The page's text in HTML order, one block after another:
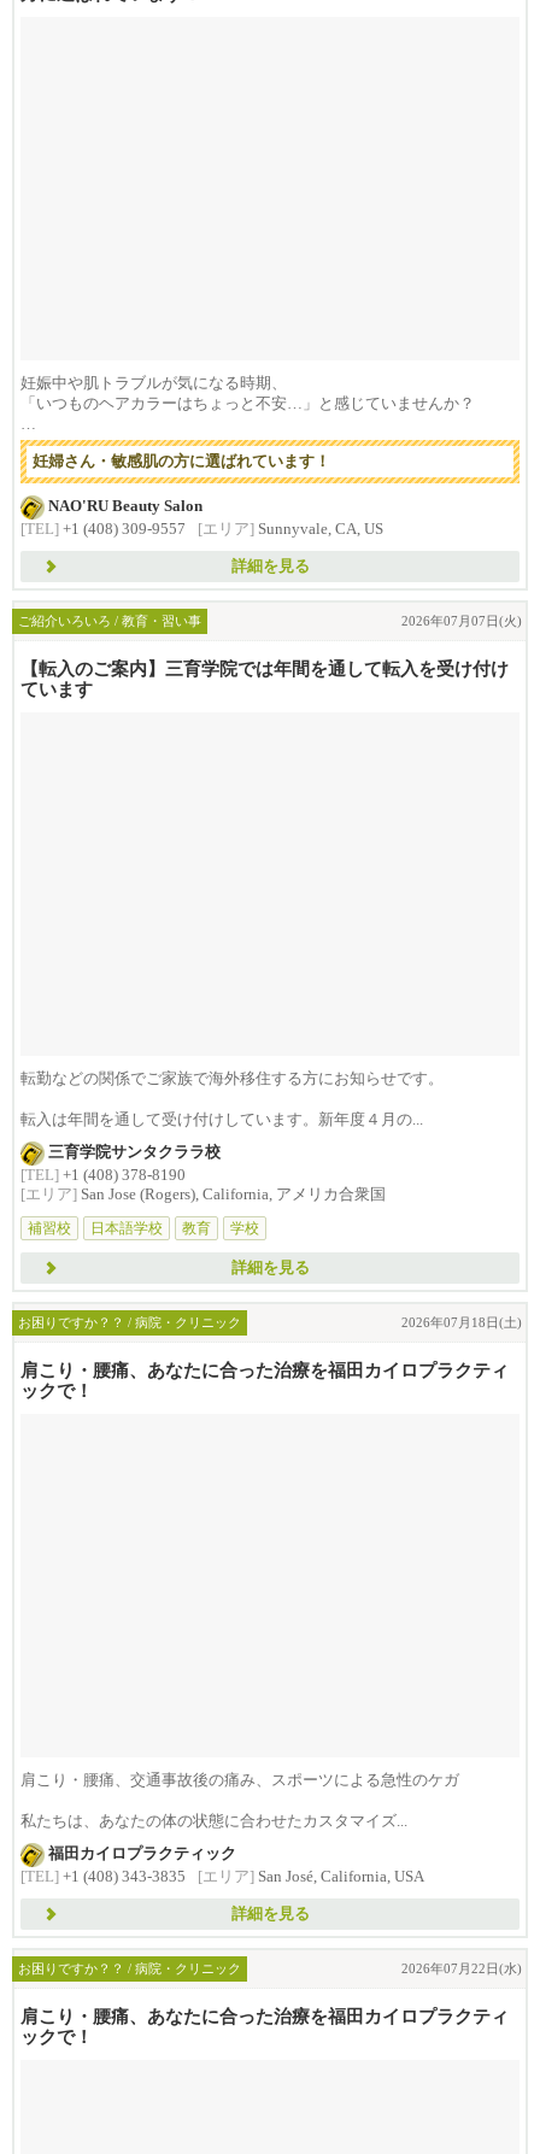
妊娠中や肌トラブルが気になる時期、
「いつものヘアカラーはちょっと不安…」と感じていませんか？
私た...
妊婦さん・敏感肌の方に選ばれています！
NAO'RU Beauty Salon
[TEL] +1 (408) 309-9557 [エリア] Sunnyvale, CA, US
詳細を見る
ご紹介いろいろ / 教育・習い事 2026年07月07日(火)
【転入のご案内】三育学院では年間を通して転入を受け付け
ています
転勤などの関係でご家族で海外移住する方にお知らせです。
転入は年間を通して受け付けしています。新年度４月の...
三育学院サンタクララ校
[TEL] +1 (408) 378-8190
[エリア] San Jose (Rogers), California, アメリカ合衆国
補習校
日本語学校 教育 学校
詳細を見る
お困りですか？？ / 病院・クリニック 2026年07月18日(土)
肩こり・腰痛、あなたに合った治療を福田カイロプラクティ
ックで！
肩こり・腰痛、交通事故後の痛み、スポーツによる急性のケガ
私たちは、あなたの体の状態に合わせたカスタマイズ...
福田カイロプラクティック
[TEL] +1 (408) 343-3835 [エリア] San José, California, USA
詳細を見る
お困りですか？？ / 病院・クリニック 2026年07月22日(水)
肩こり・腰痛、あなたに合った治療を福田カイロプラクティ
ックで！